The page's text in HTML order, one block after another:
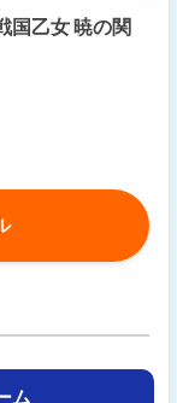
国乙女 暁の関
ム